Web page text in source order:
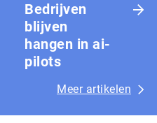
Bedrijven
blijven
hangen in ai-
pilots
Meer artikelen